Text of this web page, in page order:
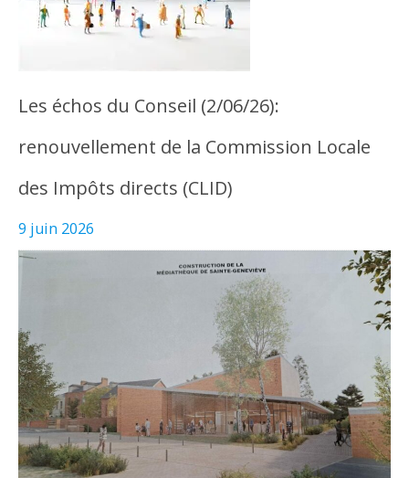
Les échos du Conseil (2/06/26):
renouvellement de la Commission Locale
des Impôts directs (CLID)
9 juin 2026